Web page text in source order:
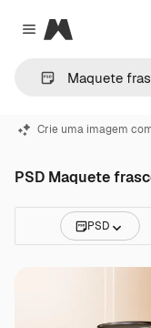
Close menu
Magnific
Crie uma imagem
PSD Maquete
PSD